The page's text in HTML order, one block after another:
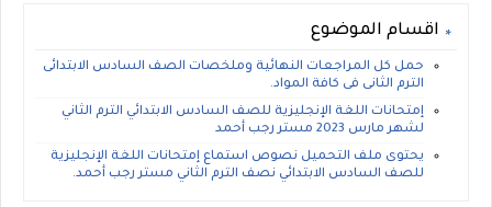
اقسام الموضوع
حمل كل المراجعات النهائية وملخصات الصف السادس الابتدائى
الترم الثانى فى كافة المواد.
إمتحانات اللغة الإنجليزية للصف السادس الابتدائي الترم الثاني
لشهر مارس 2023 مستر رجب أحمد
يحتوى ملف التحميل نصوص استماع إمتحانات اللغة الإنجليزية
للصف السادس الابتدائي نصف الترم الثاني مستر رجب أحمد.